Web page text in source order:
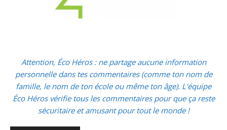
Attention, Éco Héros : ne partage aucune information
personnelle dans tes commentaires (comme ton nom de
famille, le nom de ton école ou même ton âge). L'équipe
Éco Héros vérifie tous les commentaires pour que ça reste
sécuritaire et amusant pour tout le monde !